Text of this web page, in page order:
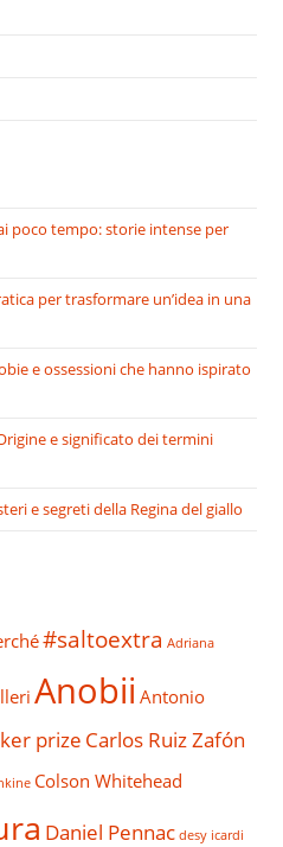
poco tempo: storie intense per
per trasformare un’idea in una
e ossessioni che hanno ispirato
e significato dei termini
e segreti della Regina del giallo
#saltoextra Adriana
Anobii Antonio
prize Carlos Ruiz Zafón
Colson Whitehead
Daniel Pennac desy icardi